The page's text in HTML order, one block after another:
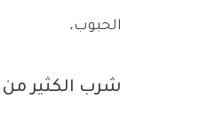
الحبوب.
شرب الكثير من